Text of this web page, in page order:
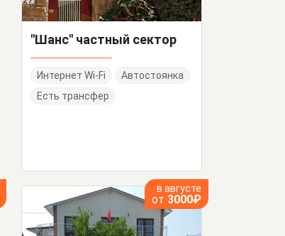
"Шанс" частный сектор
Интернет Wi-Fi
Автостоянка
Есть трансфер
в августе
от 3000₽